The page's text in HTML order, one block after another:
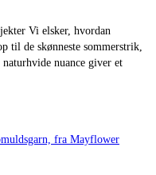
Vi elsker, hvordan
til de skønneste sommerstrik,
nuance giver et